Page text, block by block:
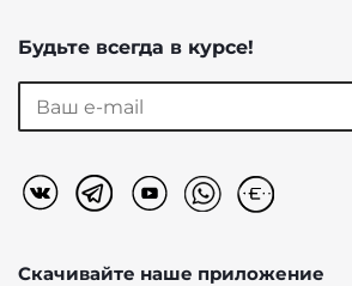
Будьте всегда в курсе!
Скачивайте наше приложение